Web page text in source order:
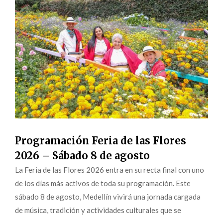
Programación Feria de las Flores
2026 – Sábado 8 de agosto
La Feria de las Flores 2026 entra en su recta final con uno
de los días más activos de toda su programación. Este
sábado 8 de agosto, Medellín vivirá una jornada cargada
de música, tradición y actividades culturales que se